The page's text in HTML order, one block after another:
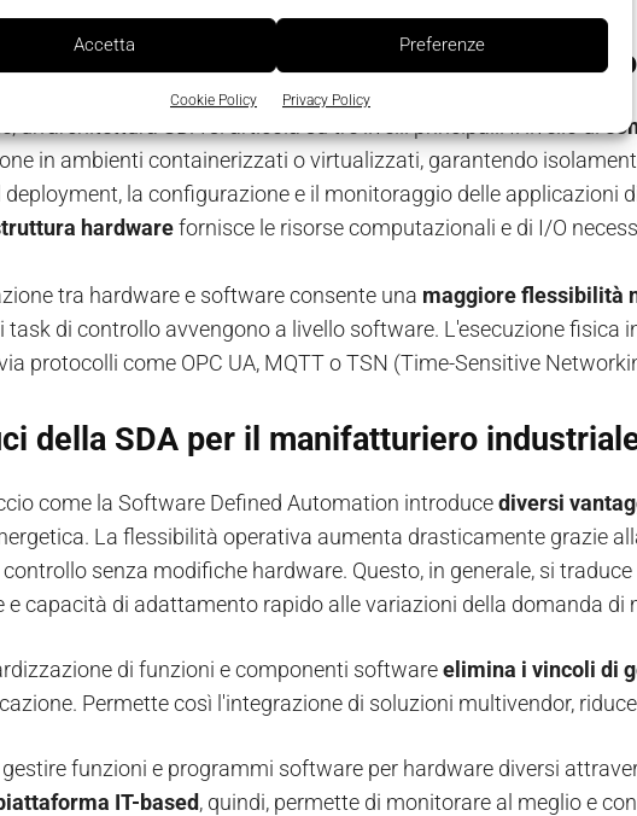
Accetta Preferenze
Cookie Policy Privacy Policy
e pilastri della Software Defined
un’architettura SDA si articola su tre livelli principali. Il livello di
in ambienti containerizzati o virtualizzati, garantendo
deployment, la configurazione e il monitoraggio delle applicazioni
hardwarefornisce le risorse computazionali e di I/O
tra hardware e software consente una maggiore flessibilità
task di controllo avvengono a livello software. L'esecuzione fisica
protocolli come OPC UA, MQTT o TSN (Time-Sensitive
della SDA per il manifatturiero
come la Software Defined Automation introducediversi
La flessibilità operativa aumenta drasticamente grazie
senza modifiche hardware. Questo, in generale, si traduce
e capacità di adattamento rapido alle variazioni della domanda di
di funzioni e componenti softwareelimina i vincoli di
Permette così l'integrazione di soluzioni multivendor,
gestire funzioni e programmi software per hardware diversi
IT-based, quindi, permette di monitorare al meglio e